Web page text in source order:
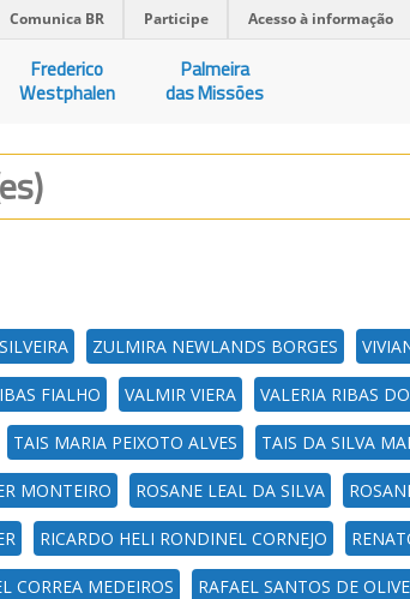
Comunica BR Participe Acesso à informação
Frederico
Westphalen
Palmeira
das Missões
ZULMIRA NEWLANDS BORGES
FIALHO VALMIR VIERA VALERIA RIBAS
TAIS MARIA PEIXOTO ALVES TAIS DA SILVA
MONTEIRO ROSANE LEAL DA SILVA
RICARDO HELI RONDINEL CORNEJO
CORREA MEDEIROS RAFAEL SANTOS DE